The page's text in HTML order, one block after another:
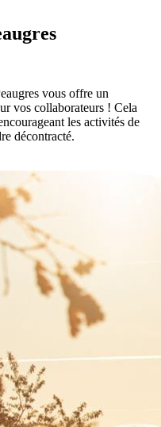
vous offre un
vos collaborateurs ! Cela
les activités de
décontracté.